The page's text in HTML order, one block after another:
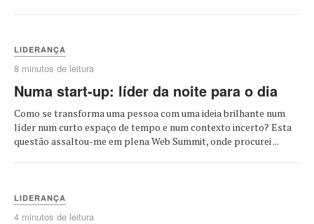
LIDERANÇA
8 minutos de leitura
Numa start-up: líder da noite para o dia
Como se transforma uma pessoa com uma ideia brilhante num
líder num curto espaço de tempo e num contexto incerto? Esta
questão assaltou-me em plena Web Summit, onde procurei ...
LIDERANÇA
4 minutos de leitura